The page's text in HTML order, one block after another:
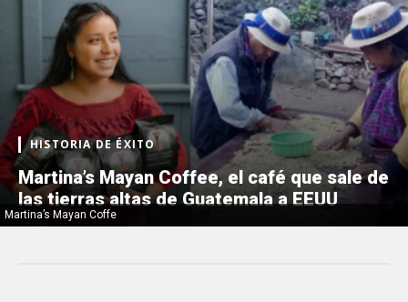
Martina’s Mayan Coffe
HISTORIA DE ÉXITO
Martina’s Mayan Coffee, el café que sale de
las tierras altas de Guatemala a EEUU